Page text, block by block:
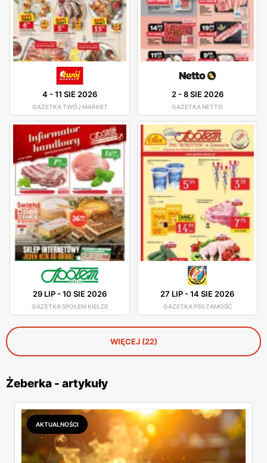
4 -11 SIE 2026
GAZETKA TWÓJ MARKET
2-8 SIE 2026
GAZETKA NETTO
29 LIP-10 SIE 2026
GAZETKA SPOŁEM KIELCE
27 LIP-14 SIE 2026
GAZETKA PSS ZAMOŚĆ
WIĘCEJ (22)
Żeberka - artykuły
AKTUALNOŚCI